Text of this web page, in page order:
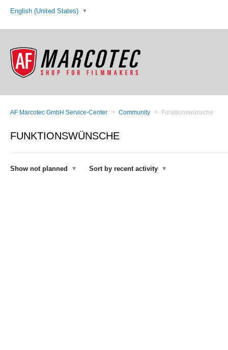
English (United States)
AF Marcotec GmbH Service-Center Community Funktionswünsche
FUNKTIONSWÜNSCHE
Show not planned Sort by recent activity